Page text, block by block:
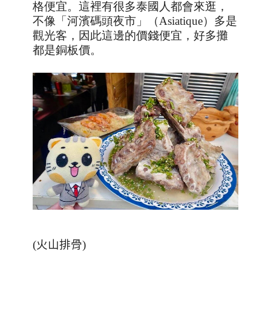
格便宜。這裡有很多泰國人都會來逛，
不像「河濱碼頭夜市」（Asiatique）多是
觀光客，因此這邊的價錢便宜，好多攤
都是銅板價。
(火山排骨)